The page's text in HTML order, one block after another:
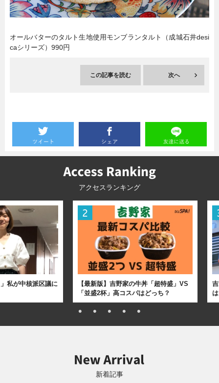
オールバターのタルト生地使用モンブランタルト（成城石井desi
caシリーズ）990円
この記事を読む 次へ
アクセスランキング
私が中核派区議に
【最新版】吉野家の牛丼「超特盛」VS
「並盛2杯」高コスパはどっち？
新着記事